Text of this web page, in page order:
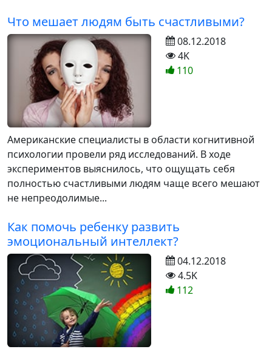
Что мешает людям быть счастливыми?
Американские специалисты в области когнитивной
психологии провели ряд исследований. В ходе
экспериментов выяснилось, что ощущать себя
полностью счастливыми людям чаще всего мешают
не непреодолимые...
08.12.2018
4K
110
Как помочь ребенку развить
эмоциональный интеллект?
04.12.2018
4.5K
112